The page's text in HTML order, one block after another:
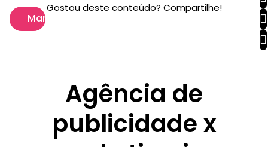
Marketing
Gostou deste conteúdo? Compartilhe!
Agência de
publicidade x